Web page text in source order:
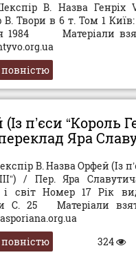
В. Назва Генріх
В. Твори в 6 т. Том 1
1984 Матеріали
п’єси “Король
Яра
В. Назва Орфей (Із
/ Пер. Яра
і світ Номер 17 Рік
С. 25 Матеріали
324